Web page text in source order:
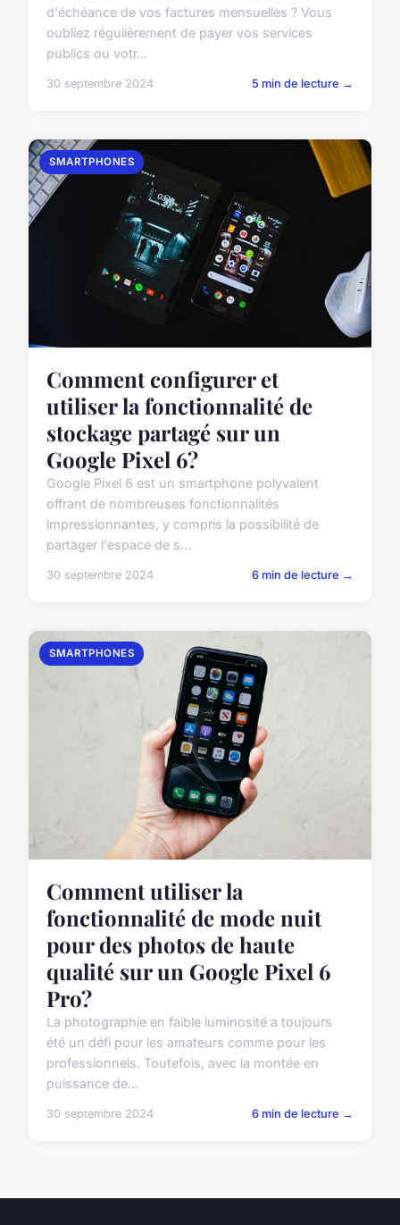
d'échéance de vos factures mensuelles ? Vous
oubliez régulièrement de payer vos services
publics ou votr...
30 septembre 2024 5 min de lecture →
SMARTPHONES
Comment configurer et
utiliser la fonctionnalité de
stockage partagé sur un
Google Pixel 6?
Google Pixel 6 est un smartphone polyvalent
offrant de nombreuses fonctionnalités
impressionnantes, y compris la possibilité de
partager l'espace de s...
30 septembre 2024 6 min de lecture →
SMARTPHONES
Comment utiliser la
fonctionnalité de mode nuit
pour des photos de haute
qualité sur un Google Pixel 6
Pro?
La photographie en faible luminosité a toujours
été un défi pour les amateurs comme pour les
professionnels. Toutefois, avec la montée en
puissance de...
30 septembre 2024 6 min de lecture →